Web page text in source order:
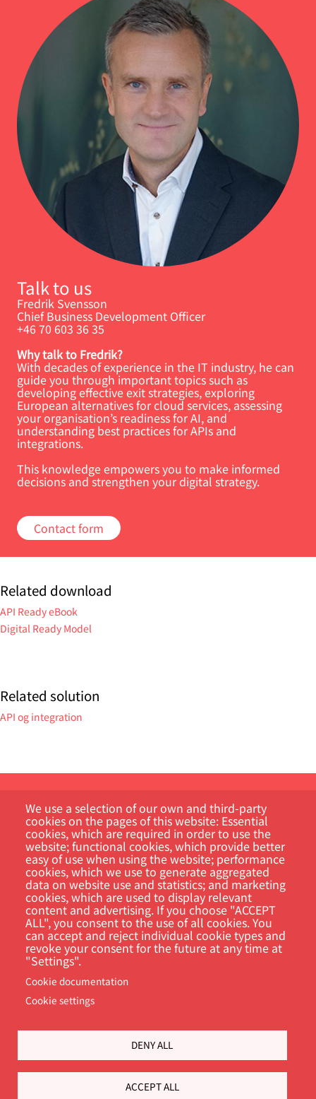
Talk to us
Fredrik Svensson
Chief Business Development Officer
+46 70 603 36 35
Why talk to Fredrik?
With decades of experience in the IT industry, he can
guide you through important topics such as
developing effective exit strategies, exploring
European alternatives for cloud services, assessing
your organisation’s readiness for AI, and
understanding best practices for APIs and
integrations.
This knowledge empowers you to make informed
decisions and strengthen your digital strategy.
Contact form
Related download
API Ready eBook
Digital Ready Model
Related solution
API og integration
Customer Portal
Søg
We use a selection of our own and third-party
cookies on the pages of this website: Essential
cookies, which are required in order to use the
website; functional cookies, which provide better
easy of use when using the website; performance
cookies, which we use to generate aggregated
data on website use and statistics; and marketing
cookies, which are used to display relevant
content and advertising. If you choose "ACCEPT
ALL", you consent to the use of all cookies. You
can accept and reject individual cookie types and
revoke your consent for the future at any time at
"Settings".
Cookie documentation
Cookie settings
DENY ALL
ACCEPT ALL